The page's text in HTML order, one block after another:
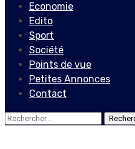
Economie
Edito
Sport
Société
Points de vue
Petites Annonces
Contact
Rechercher :